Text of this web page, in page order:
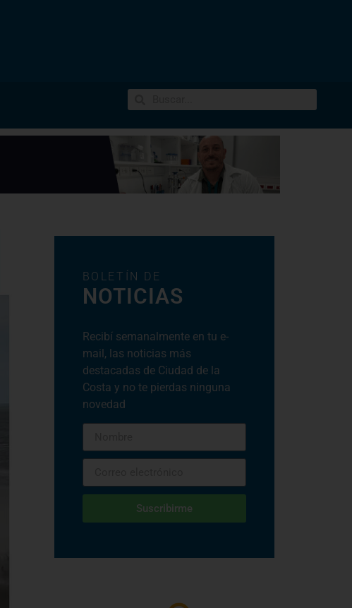
BOLETÍN DE
NOTICIAS
Recibí semanalmente en tu e-
mail, las noticias más
destacadas de Ciudad de la
Costa y no te pierdas ninguna
novedad
Suscribirme